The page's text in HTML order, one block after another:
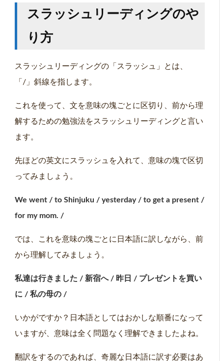
スラッシュリーディングのや
り方
スラッシュリーディングの「スラッシュ」とは、
「/」斜線を指します。
これを使って、文を意味の塊ごとに区切り、前から理
解するための勉強法をスラッシュリーディングと言い
ます。
先ほどの英文にスラッシュを入れて、意味の塊で区切
ってみましょう。
We went / to Shinjuku / yesterday / to get a present /
for my mom. /
では、これを意味の塊ごとに日本語に訳しながら、前
から理解してみましょう。
私達は行きました / 新宿へ/ 昨日 / プレゼントを買い
に / 私の母の /
いかがですか？日本語としてはおかしな順番になって
いますが、意味は全く問題なく理解できましたよね。
翻訳をするのであれば、奇麗な日本語に訳す必要はあ